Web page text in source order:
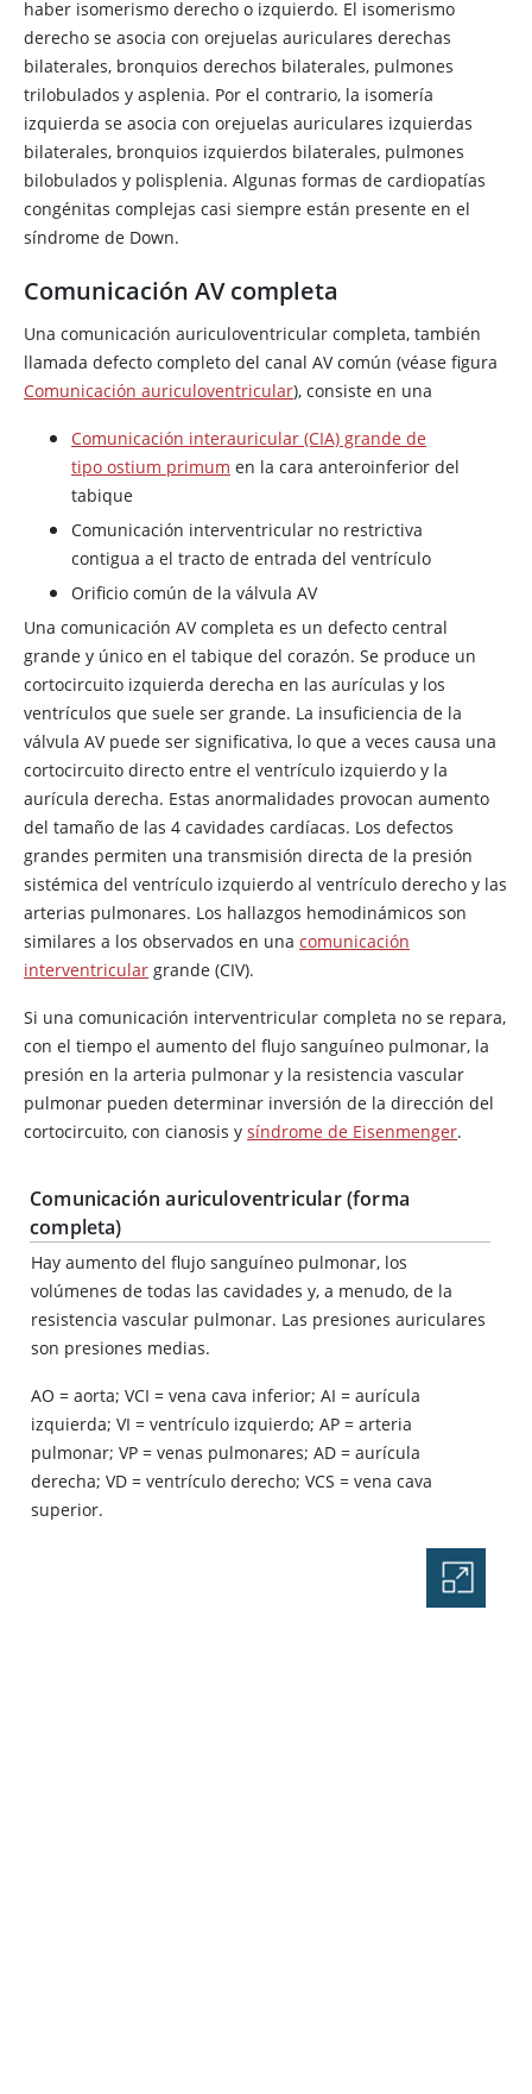
haber isomerismo derecho o izquierdo. El isomerismo
derecho se asocia con orejuelas auriculares derechas
bilaterales, bronquios derechos bilaterales, pulmones
trilobulados y asplenia. Por el contrario, la isomería
izquierda se asocia con orejuelas auriculares izquierdas
bilaterales, bronquios izquierdos bilaterales, pulmones
bilobulados y polisplenia. Algunas formas de cardiopatías
congénitas complejas casi siempre están presente en el
síndrome de Down.
Comunicación AV completa
Una comunicación auriculoventricular completa, también
llamada defecto completo del canal AV común (véase figura
Comunicación auriculoventricular), consiste en una
Comunicación interauricular (CIA) grande de
tipo ostium primum en la cara anteroinferior del
tabique
Comunicación interventricular no restrictiva
contigua a el tracto de entrada del ventrículo
Orificio común de la válvula AV
Una comunicación AV completa es un defecto central
grande y único en el tabique del corazón. Se produce un
cortocircuito izquierda derecha en las aurículas y los
ventrículos que suele ser grande. La insuficiencia de la
válvula AV puede ser significativa, lo que a veces causa una
cortocircuito directo entre el ventrículo izquierdo y la
aurícula derecha. Estas anormalidades provocan aumento
del tamaño de las 4 cavidades cardíacas. Los defectos
grandes permiten una transmisión directa de la presión
sistémica del ventrículo izquierdo al ventrículo derecho y las
arterias pulmonares. Los hallazgos hemodinámicos son
similares a los observados en una comunicación
interventricular grande (CIV).
Si una comunicación interventricular completa no se repara,
con el tiempo el aumento del flujo sanguíneo pulmonar, la
presión en la arteria pulmonar y la resistencia vascular
pulmonar pueden determinar inversión de la dirección del
cortocircuito, con cianosis y síndrome de Eisenmenger.
Comunicación auriculoventricular (forma
completa)
Hay aumento del flujo sanguíneo pulmonar, los
volúmenes de todas las cavidades y, a menudo, de la
resistencia vascular pulmonar. Las presiones auriculares
son presiones medias.
AO = aorta; VCI = vena cava inferior; AI = aurícula
izquierda; VI = ventrículo izquierdo; AP = arteria
pulmonar; VP = venas pulmonares; AD = aurícula
derecha; VD = ventrículo derecho; VCS = vena cava
superior.